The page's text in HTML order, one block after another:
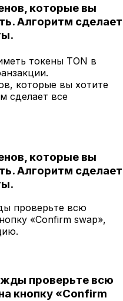
которые вы
Алгоритм сделает
токены TON в
которые вы
Алгоритм сделает
проверьте всю
кнопку «Confirm